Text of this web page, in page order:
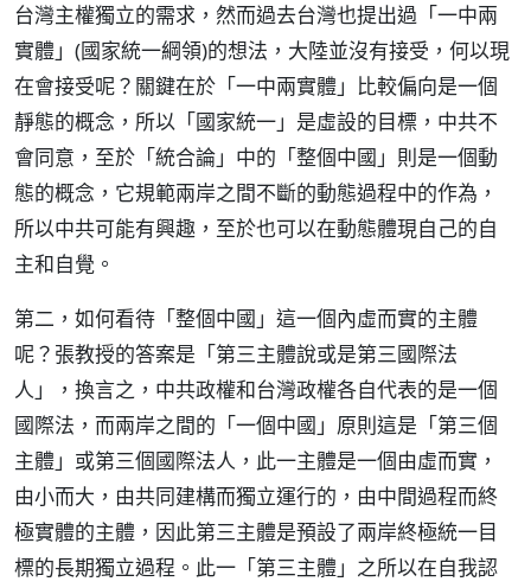
台灣主權獨立的需求，然而過去台灣也提出過「一中兩
實體」(國家統一綱領)的想法，大陸並沒有接受，何以現
在會接受呢？關鍵在於「一中兩實體」比較偏向是一個
靜態的概念，所以「國家統一」是虛設的目標，中共不
會同意，至於「統合論」中的「整個中國」則是一個動
態的概念，它規範兩岸之間不斷的動態過程中的作為，
所以中共可能有興趣，至於也可以在動態體現自己的自
主和自覺。
第二，如何看待「整個中國」這一個內虛而實的主體
呢？張教授的答案是「第三主體說或是第三國際法
人」，換言之，中共政權和台灣政權各自代表的是一個
國際法，而兩岸之間的「一個中國」原則這是「第三個
主體」或第三個國際法人，此一主體是一個由虛而實，
由小而大，由共同建構而獨立運行的，由中間過程而終
極實體的主體，因此第三主體是預設了兩岸終極統一目
標的長期獨立過程。此一「第三主體」之所以在自我認